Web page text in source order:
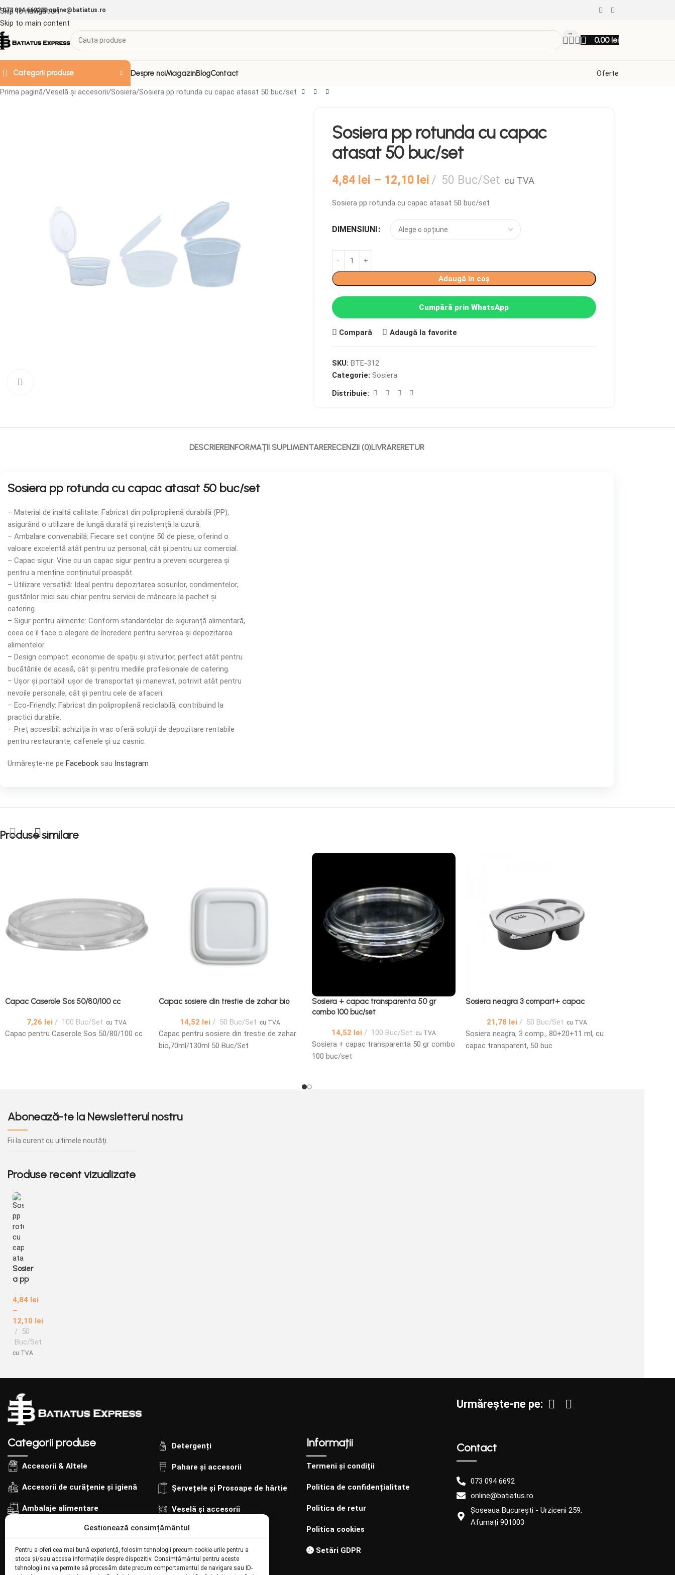
Gestionează consimțământul
Pentru a oferi cea mai bună experiență, folosim tehnologii precum cookie-urile pentru a
stoca și/sau accesa informațiile despre dispozitiv. Consimțământul pentru aceste
tehnologii ne va permite să procesăm date precum comportamentul de navigare sau ID-
Skip to navigation
Skip to main content
073 094 6692 online@batiatus.ro
0,00 lei
Categorii produse
Role casa de marcat
Sticle de plastic
Tava autoservire
Despre noiMagazinBlogContact Oferte
Prima pagină Veselă și accesorii Sosiera Sosiera pp rotunda cu capac atasat 50 buc/set
Sosiera pp rotunda cu capac
atasat 50 buc/set
4,84 lei – 12,10 lei 50 Buc/Set cu TVA
Sosiera pp rotunda cu capac atasat 50 buc/set
DIMENSIUNI
Adaugă în coș
Cumpără prin WhatsApp
Compară Adaugă la favorite
SKU: BTE-312
Categorie: Sosiera
Distribuie:
DESCRIEREINFORMAȚII SUPLIMENTARERECENZII (0)LIVRARERETUR
Sosiera pp rotunda cu capac atasat 50 buc/set
– Material de înaltă calitate: Fabricat din polipropilenă durabilă (PP),
asigurând o utilizare de lungă durată și rezistență la uzură.
– Ambalare convenabilă: Fiecare set conține 50 de piese, oferind o
valoare excelentă atât pentru uz personal, cât și pentru uz comercial.
– Capac sigur: Vine cu un capac sigur pentru a preveni scurgerea și
pentru a menține conținutul proaspăt.
– Utilizare versatilă: Ideal pentru depozitarea sosurilor, condimentelor,
gustărilor mici sau chiar pentru servicii de mâncare la pachet și
catering.
– Sigur pentru alimente: Conform standardelor de siguranță alimentară,
ceea ce îl face o alegere de încredere pentru servirea și depozitarea
alimentelor.
– Design compact: economie de spațiu și stivuitor, perfect atât pentru
bucătăriile de acasă, cât și pentru mediile profesionale de catering.
– Ușor și portabil: ușor de transportat și manevrat, potrivit atât pentru
nevoile personale, cât și pentru cele de afaceri.
– Eco-Friendly: Fabricat din polipropilenă reciclabilă, contribuind la
practici durabile.
– Preț accesibil: achiziția în vrac oferă soluții de depozitare rentabile
pentru restaurante, cafenele și uz casnic.
Urmărește-ne pe Facebook sau Instagram
Produse similare
Capac Caserole Sos 50/80/100 cc
7,26 lei 100 Buc/Set cu TVA
Capac pentru Caserole Sos 50/80/100 cc
Capac sosiere din trestie de zahar bio
14,52 lei 50 Buc/Set cu TVA
Capac pentru sosiere din trestie de zahar
bio,70ml/130ml 50 Buc/Set
Sosiera + capac transparenta 50 gr
combo 100 buc/set
14,52 lei 100 Buc/Set cu TVA
Sosiera + capac transparenta 50 gr combo
100 buc/set
Sosiera neagra 3 compart+ capac
21,78 lei 50 Buc/Set cu TVA
Sosiera neagra, 3 comp., 80+20+11 ml, cu
capac transparent, 50 buc
Abonează-te la Newsletterul nostru
Fii la curent cu ultimele noutăți.
Produse recent vizualizate
Sosier
a pp
da cu
capa
c
atasa
t 50
buc/s
4,84 lei
–
12,10 lei
50
Buc/Set
cu TVA
Categorii produse
Accesorii & Altele
Accesorii de curățenie și igienă
Ambalaje alimentare
Ambalaje cofetărie-patiserie
Detergenți
Pahare și accesorii
Șervețele și Prosoape de hârtie
Veselă și accesorii
Informații
Termeni și condiții
Politica de confidențialitate
Politica de retur
Politica cookies
Setări GDPR
Urmărește-ne pe:
Contact
073 094 6692
online@batiatus.ro
Șoseaua București - Urziceni 259,
Afumați 901003